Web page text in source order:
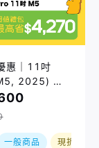
惠｜11吋
2025) Wi-
色｜預購，
順序出貨
一般商品 現折